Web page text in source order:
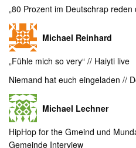
„80 Prozent im Deutschrap
Michael Reinhard
„Fühle mich so very“ // Haiyti live
Niemand hat euch eingeladen //
Michael Lechner
HipHop for the Gmeind und
Gemeinde Interview